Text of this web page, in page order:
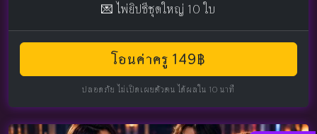
💌 ไพ่ยิปซีชุดใหญ่ 10 ใบ
โอนค่าครู 149฿
ปลอดภัย ไม่เปิดเผยตัวตน ได้ผลใน 10 นาที